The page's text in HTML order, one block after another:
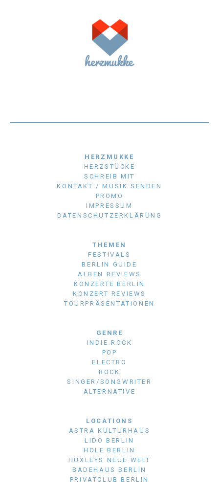
HERZMUKKE
HERZSTÜCKE
SCHREIB MIT
KONTAKT / MUSIK SENDEN
PROMO
IMPRESSUM
DATENSCHUTZERKLÄRUNG
THEMEN
FESTIVALS
BERLIN GUIDE
ALBEN REVIEWS
KONZERTE BERLIN
KONZERT REVIEWS
TOURPRÄSENTATIONEN
GENRE
INDIE ROCK
POP
ELECTRO
ROCK
SINGER/SONGWRITER
ALTERNATIVE
LOCATIONS
ASTRA KULTURHAUS
LIDO BERLIN
HOLE BERLIN
HUXLEYS NEUE WELT
BADEHAUS BERLIN
PRIVATCLUB BERLIN